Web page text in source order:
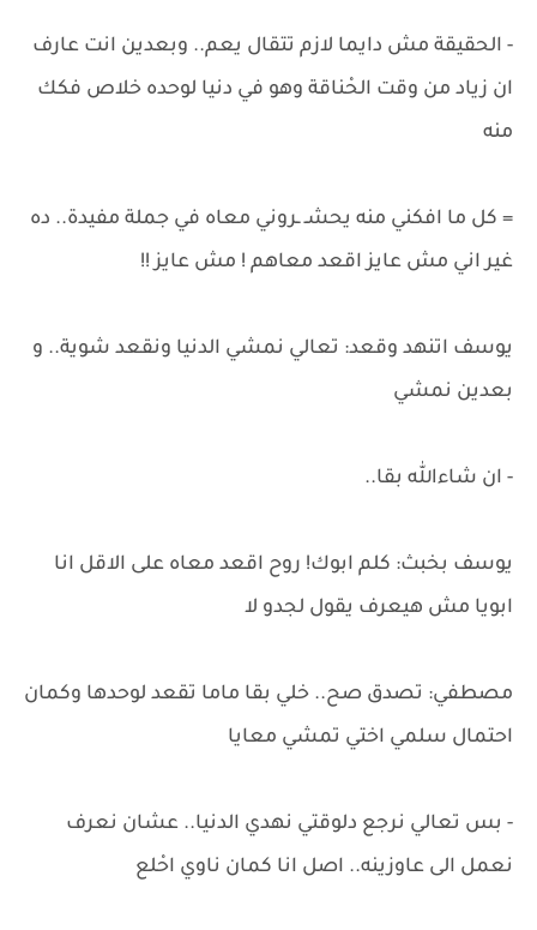
- الحقيقة مش دايما لازم تتقال يعم.. وبعدين انت عارف
ان زياد من وقت الحْناقة وهو في دنيا لوحده خلاص فكك
منه
= كل ما افكني منه يحشـ ـروني معاه في جملة مفيدة.. ده
غير اني مش عايز اقعد معاهم ! مش عايز !!
يوسف اتنهد وقعد: تعالي نمشي الدنيا ونقعد شوية.. و
بعدين نمشي
- ان شاءالله بقا..
يوسف بخبث: كلم ابوك! روح اقعد معاه على الاقل انا
ابويا مش هيعرف يقول لجدو لا
مصطفي: تصدق صح.. خلي بقا ماما تقعد لوحدها وكمان
احتمال سلمي اختي تمشي معايا
- بس تعالي نرجع دلوقتي نهدي الدنيا.. عشان نعرف
نعمل الى عاوزينه.. اصل انا كمان ناوي احْلع